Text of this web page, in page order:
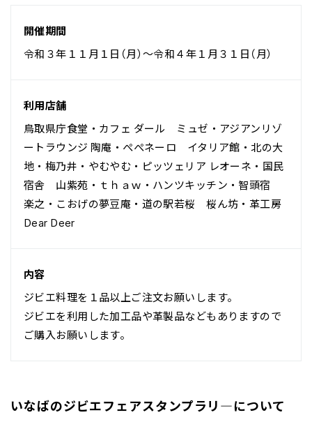
開催期間
令和３年１１月１日（月）～令和４年１月３１日（月）
利用店舗
鳥取県庁食堂・カフェ ダール ミュゼ・アジアンリゾ
ートラウンジ 陶庵・ぺぺネーロ イタリア館・北の大
地・梅乃井・やむやむ・ピッツェリア レオーネ・国民
宿舎 山紫苑・ｔｈａｗ・ハンツキッチン・智頭宿
楽之・こおげの夢豆庵・道の駅若桜 桜ん坊・革工房
Dear Deer
内容
ジビエ料理を１品以上ご注文お願いします。
ジビエを利用した加工品や革製品などもありますので
ご購入お願いします。
いなばのジビエフェアスタンプラリ―について